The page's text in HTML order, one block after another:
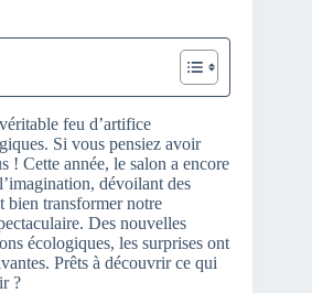
feu d’artifice
Si vous pensiez avoir
! Cette année, le salon a encore
dévoilant des
bien transformer notre
Des nouvelles
écologiques, les surprises ont
Prêts à découvrir ce qui
?